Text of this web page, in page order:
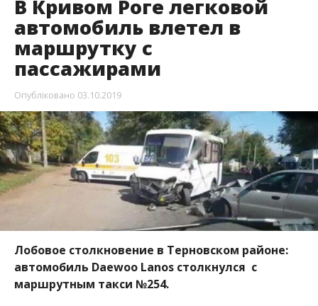
В Кривом Роге легковой
автомобиль влетел в
маршрутку с
пассажирами
Опубліковано 03.10.2019
Лобовое столкновение в Терновском районе:
автомобиль Daewoo Lanos столкнулся с
маршрутным такси №254.